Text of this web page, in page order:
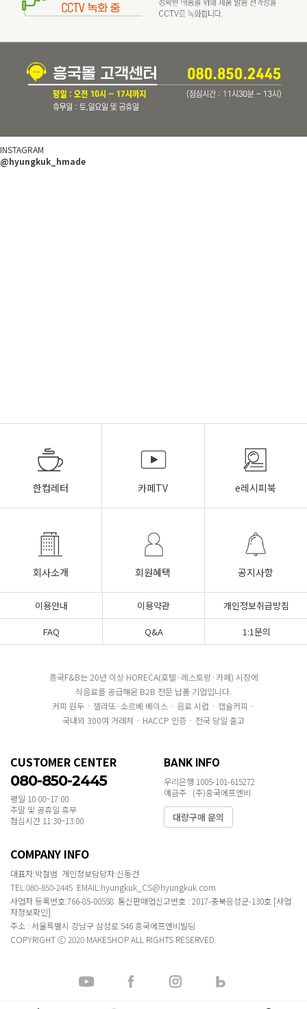
INSTAGRAM
@hyungkuk_hmade
한컵레터 카페TV e레시피북
회사소개 회원혜택 공지사항
이용안내 이용약관
개인정보취급방침
FAQ
Q&A 1:1문의
흥국F&B는 20년 이상 HORECA(호텔·레스토랑·카페) 시장에
식음료를 공급해온 B2B 전문 납품 기업입니다.
커피 원두 · 젤라또·소르베 베이스 · 음료 시럽 · 캡슐커피 ·
국내외 300여 거래처 · HACCP 인증 · 전국 당일 출고
CUSTOMER CENTER
080-850-2445
평일 10:00~17:00
주말 및 공휴일 휴무
점심시간 11:30~13:00
BANK INFO
우리은행 1005-101-615272
예금주 : (주)흥국에프엔비
대량구매 문의
COMPANY INFO
대표자:박철범 개인정보담당자:신동건
TEL:080-850-2445 EMAIL:hyungkuk_CS@hyungkuk.com
사업자 등록번호:766-85-00558 통신판매업신고번호 : 2017-충북음성군-130호 [사업
자정보확인]
주소 : 서울특별시 강남구 삼성로 546 흥국에프엔비빌딩
COPYRIGHT ⓒ 2020 MAKESHOP ALL RIGHTS RESERVED.